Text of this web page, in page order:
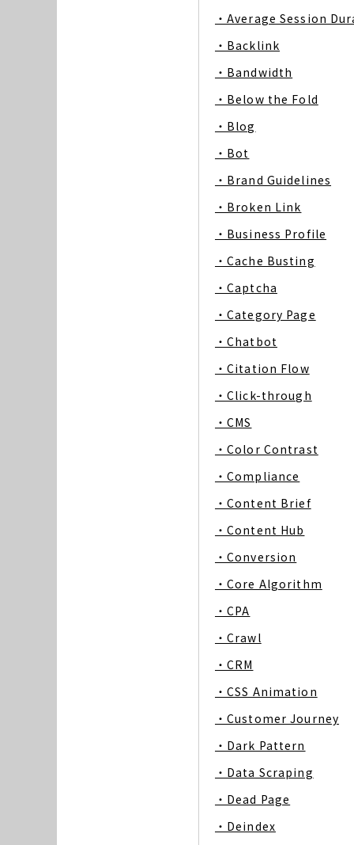
・Average Session
・Backlink
・Bandwidth
・Below the Fold
・Blog
・Bot
・Brand Guidelines
・Broken Link
・Business Profile
・Cache Busting
・Captcha
・Category Page
・Chatbot
・Citation Flow
・Click-through
・CMS
・Color Contrast
・Compliance
・Content Brief
・Content Hub
・Conversion
・Core Algorithm
・CPA
・Crawl
・CRM
・CSS Animation
・Customer Journey
・Dark Pattern
・Data Scraping
・Dead Page
・Deindex